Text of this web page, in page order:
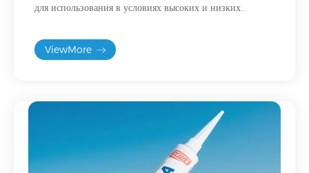
для использования в условиях высоких и низких
свойства клея при высоких и низких температурах.
ViewMore